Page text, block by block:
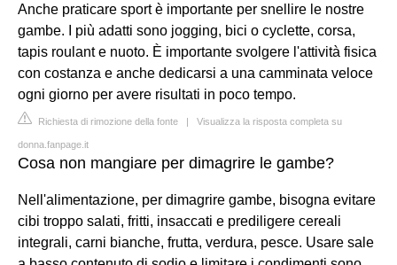
Anche praticare sport è importante per snellire le nostre
gambe. I più adatti sono jogging, bici o cyclette, corsa,
tapis roulant e nuoto. È importante svolgere l'attività fisica
con costanza e anche dedicarsi a una camminata veloce
ogni giorno per avere risultati in poco tempo.
Richiesta di rimozione della fonte | Visualizza la risposta completa su
donna.fanpage.it
Cosa non mangiare per dimagrire le gambe?
Nell'alimentazione, per dimagrire gambe, bisogna evitare
cibi troppo salati, fritti, insaccati e prediligere cereali
integrali, carni bianche, frutta, verdura, pesce. Usare sale